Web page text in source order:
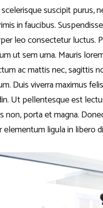
suscipit purus,
in faucibus.
leo consectetur luctus.
ut sem urna. Mauris
ac mattis nec, sagittis
Duis viverra maximus
Ut pellentesque est
non, porta et magna.
elementum ligula in libero